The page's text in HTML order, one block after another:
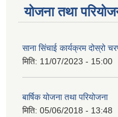
योजना तथा
साना सिंचाई कार्यक्रम दोस्रो
मिति: 11/07/2023 - 15:00
बार्षिक योजना तथा परियोजना
मिति: 05/06/2018 - 13:48